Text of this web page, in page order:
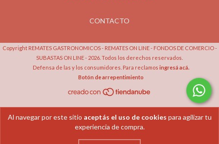
Al navegar por este sitio aceptás el uso de cookies para agilizar tu
experiencia de compra.
CONTACTO
Copyright REMATES GASTRONOMICOS - REMATES ON LINE - FONDOS DE COMERCIO -
SUBASTAS ON LINE - 2026. Todos los derechos reservados.
Defensa de las y los consumidores. Para reclamos ingresá acá.
Botón de arrepentimiento